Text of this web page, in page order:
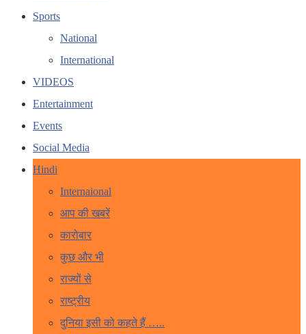
Sports
National
International
VIDEOS
Entertainment
Events
Social Media
Hindi
Internaional
आप की खबरें
कारोबार
कुछ और भी
राज्यों से
राष्ट्रीय
दुनिया इसी को कहते हैं …..